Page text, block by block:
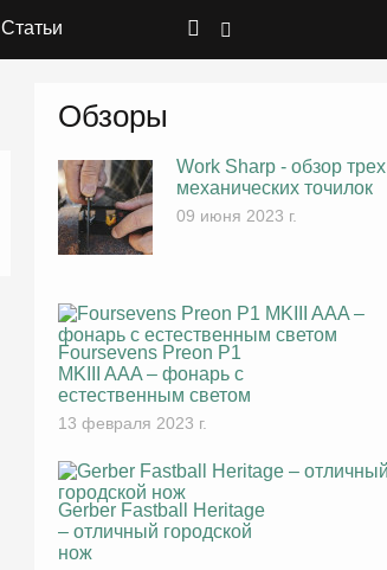
Статьи
Обзоры
Work Sharp - обзор трех
механических точилок
09 июня 2023 г.
Foursevens Preon P1
MKIII AAA – фонарь с
естественным светом
13 февраля 2023 г.
Gerber Fastball Heritage
– отличный городской
нож